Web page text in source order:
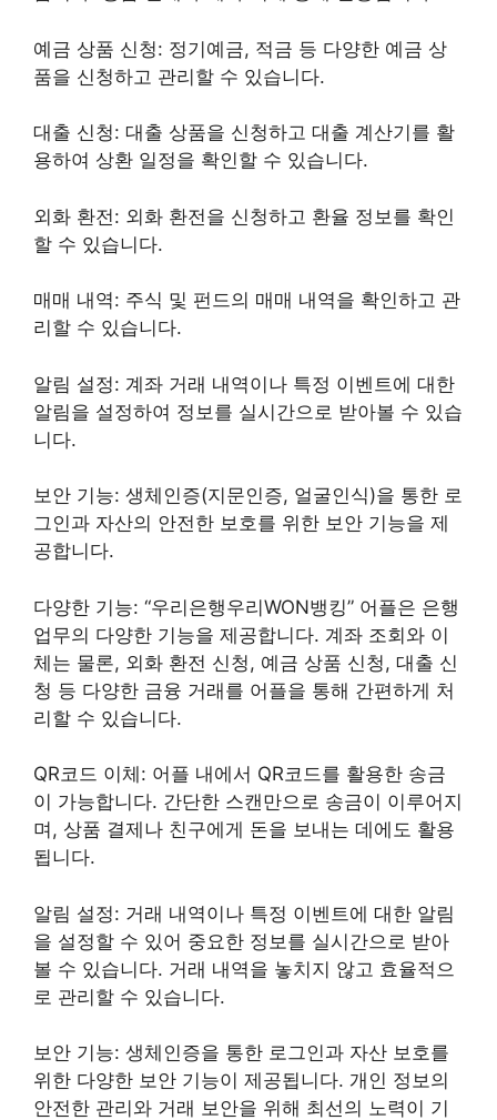
예금 상품 신청: 정기예금, 적금 등 다양한 예금 상
품을 신청하고 관리할 수 있습니다.
대출 신청: 대출 상품을 신청하고 대출 계산기를 활
용하여 상환 일정을 확인할 수 있습니다.
외화 환전: 외화 환전을 신청하고 환율 정보를 확인
할 수 있습니다.
매매 내역: 주식 및 펀드의 매매 내역을 확인하고 관
리할 수 있습니다.
알림 설정: 계좌 거래 내역이나 특정 이벤트에 대한
알림을 설정하여 정보를 실시간으로 받아볼 수 있습
니다.
보안 기능: 생체인증(지문인증, 얼굴인식)을 통한 로
그인과 자산의 안전한 보호를 위한 보안 기능을 제
공합니다.
다양한 기능: “우리은행우리WON뱅킹” 어플은 은행
업무의 다양한 기능을 제공합니다. 계좌 조회와 이
체는 물론, 외화 환전 신청, 예금 상품 신청, 대출 신
청 등 다양한 금융 거래를 어플을 통해 간편하게 처
리할 수 있습니다.
QR코드 이체: 어플 내에서 QR코드를 활용한 송금
이 가능합니다. 간단한 스캔만으로 송금이 이루어지
며, 상품 결제나 친구에게 돈을 보내는 데에도 활용
됩니다.
알림 설정: 거래 내역이나 특정 이벤트에 대한 알림
을 설정할 수 있어 중요한 정보를 실시간으로 받아
볼 수 있습니다. 거래 내역을 놓치지 않고 효율적으
로 관리할 수 있습니다.
보안 기능: 생체인증을 통한 로그인과 자산 보호를
위한 다양한 보안 기능이 제공됩니다. 개인 정보의
안전한 관리와 거래 보안을 위해 최선의 노력이 기